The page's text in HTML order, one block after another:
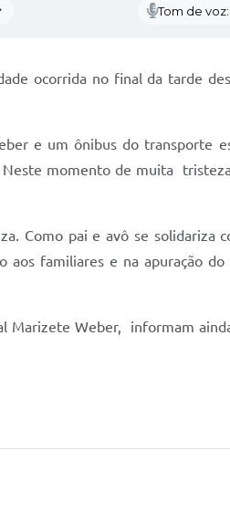
Tom de voz:
ocorrida no final da tarde
e um ônibus do transporte
momento de muita
Como pai e avô se solidariza
aos familiares e na apuração
Marizete Weber, informam